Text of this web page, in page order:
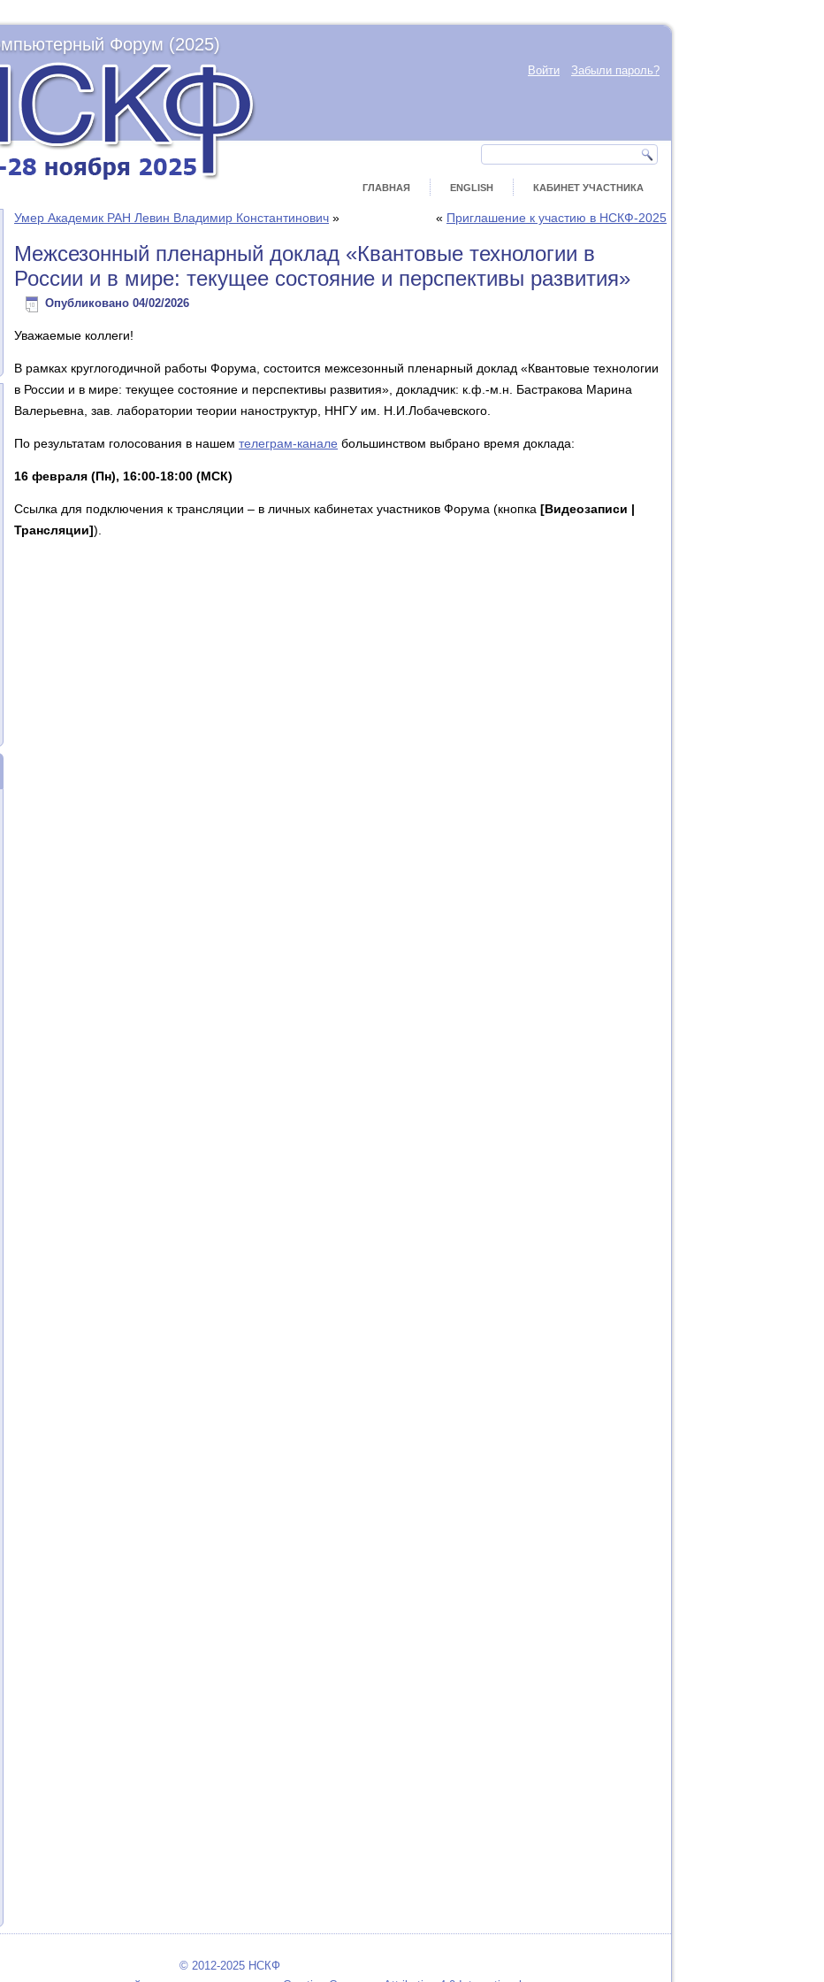
Форум (2025)
Войти Забыли пароль?
ГЛАВНАЯ ENGLISH КАБИНЕТ УЧАСТНИКА
Умер Академик РАН Левин Владимир Константинович » « Приглашение к участию в НСКФ-2025
Межсезонный пленарный доклад «Квантовые технологии в
России и в мире: текущее состояние и перспективы развития»
Опубликовано 04/02/2026
Уважаемые коллеги!
В рамках круглогодичной работы Форума, состоится межсезонный пленарный доклад «Квантовые технологии
в России и в мире: текущее состояние и перспективы развития», докладчик: к.ф.-м.н. Бастракова Марина
Валерьевна, зав. лаборатории теории наноструктур, ННГУ им. Н.И.Лобачевского.
По результатам голосования в нашем телеграм-канале большинством выбрано время доклада:
16 февраля (Пн), 16:00-18:00 (МСК)
Ссылка для подключения к трансляции – в личных кабинетах участников Форума (кнопка [Видеозаписи |
Трансляции]).
© 2012-2025 НСКФ